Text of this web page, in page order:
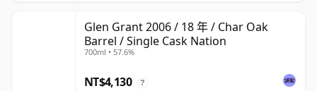
Glen Grant 2006 / 18 年 / Char Oak
Barrel / Single Cask Nation
700ml • 57.6%
NT$4,130 ?